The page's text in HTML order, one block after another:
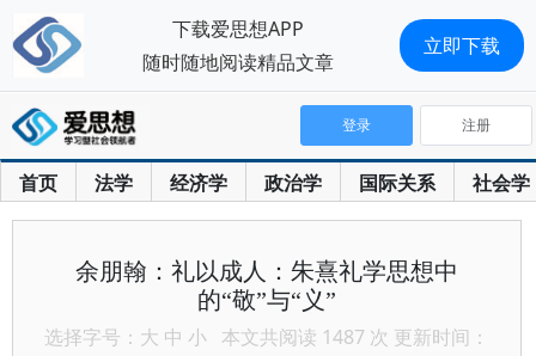
首页 法学 经济学 政治学 国际关系 社会学
登录 注册
余朋翰：礼以成人：朱熹礼学思想中
的“敬”与“义”
选择字号： 大 中 小 本文共阅读 1487 次 更新时间：
下载爱思想APP
随时随地阅读精品文章
立即下载